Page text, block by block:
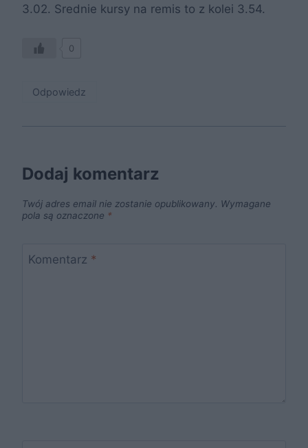
3.02. Srednie kursy na remis to z kolei 3.54.
0
Odpowiedz
Dodaj komentarz
Twój adres email nie zostanie opublikowany. Wymagane
pola są oznaczone *
Komentarz *